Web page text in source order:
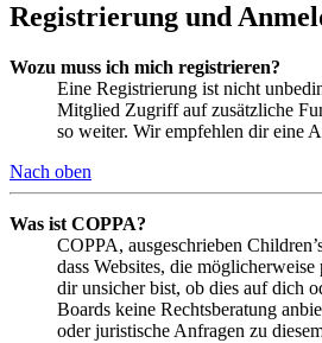
Registrierung und
Wozu muss ich mich registrieren?
Eine Registrierung ist nicht
Mitglied Zugriff auf zusätzliche
so weiter. Wir empfehlen dir eine
Nach oben
Was ist COPPA?
COPPA, ausgeschrieben
dass Websites, die
dir unsicher bist, ob dies auf dich
Boards keine Rechtsberatung
oder juristische Anfragen zu